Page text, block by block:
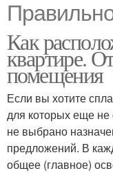
Как
квартире.
помещения
Если вы хотите
для которых еще
не выбрано
предложений. В
общее (главное)